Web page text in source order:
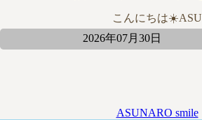
こんにちは☀️ASU
2026年07月30日
ASUNARO smile